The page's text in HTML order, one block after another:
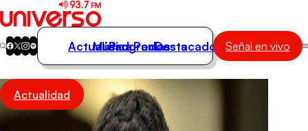
Actualidad
Música
Programas
Actualidad
Música
Programas
Podcasts
Destacados Señal en vivo
Actualidad